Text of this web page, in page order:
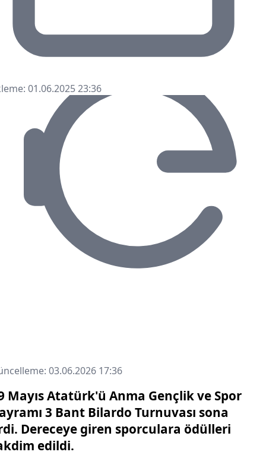
01.06.2025 23:36
03.06.2026 17:36
Mayıs Atatürk'ü Anma Gençlik ve Spor
3 Bant Bilardo Turnuvası sona
Dereceye giren sporculara ödülleri
edildi.